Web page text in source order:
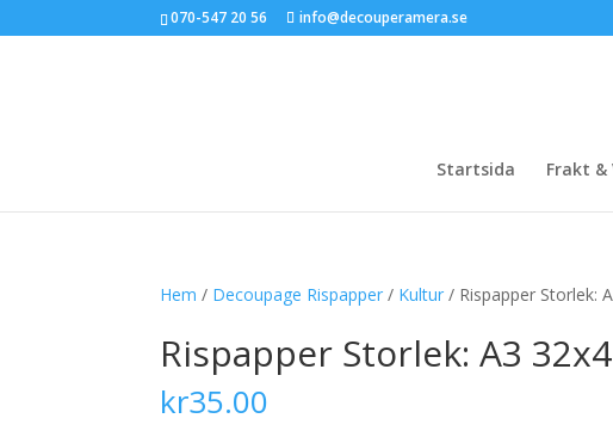
070-547 20 56 info@decouperamera.se
Startsida Frakt &
Hem / Decoupage Rispapper / Kultur / Rispapper Storlek:
Rispapper Storlek: A3
kr35.00